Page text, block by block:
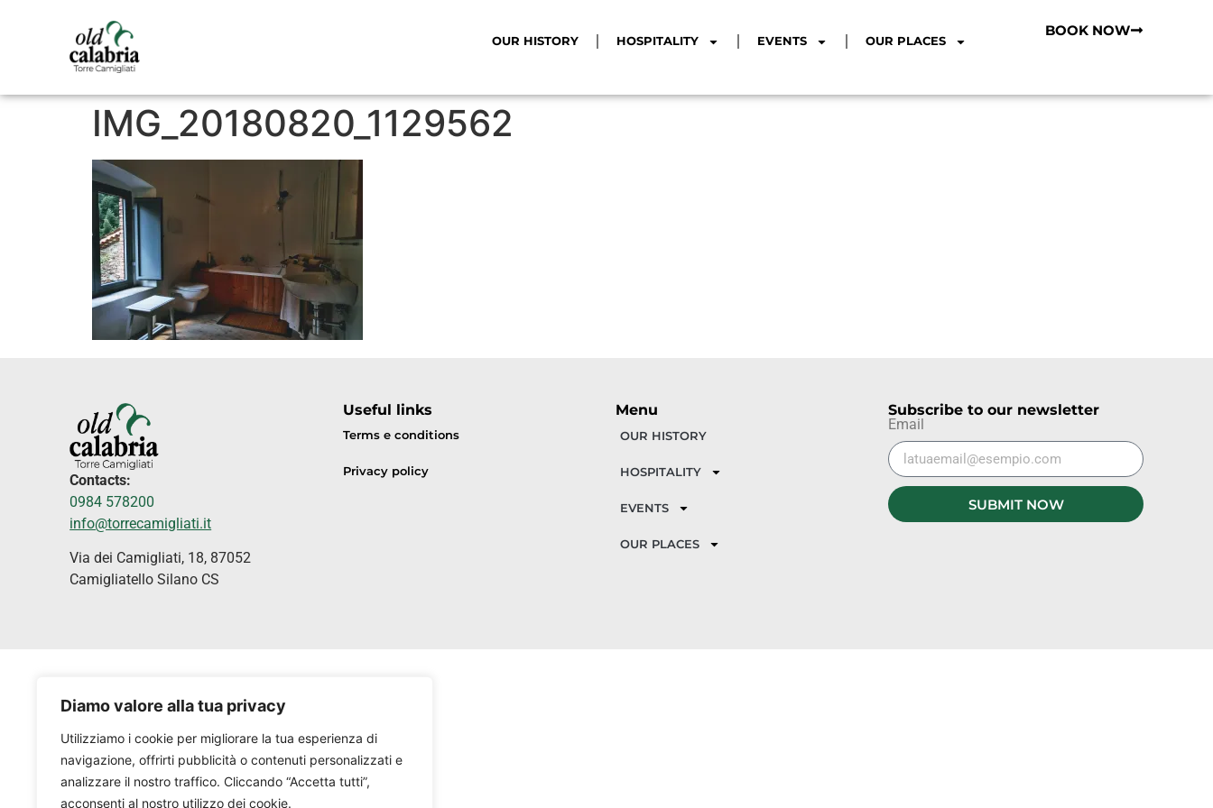
Diamo valore alla tua privacy
Utilizziamo i cookie per migliorare la tua esperienza di
navigazione, offrirti pubblicità o contenuti personalizzati e
analizzare il nostro traffico. Cliccando “Accetta tutti”,
acconsenti al nostro utilizzo dei cookie.
OUR HISTORY HOSPITALITY EVENTS OUR PLACES
BOOK NOW
IMG_20180820_1129562
Contacts:
0984 578200
info@torrecamigliati.it
Via dei Camigliati, 18, 87052
Camigliatello Silano CS
Useful links
Terms e conditions
Privacy policy
Menu
OUR HISTORY
HOSPITALITY
EVENTS
OUR PLACES
Subscribe to our newsletter
Email
SUBMIT NOW